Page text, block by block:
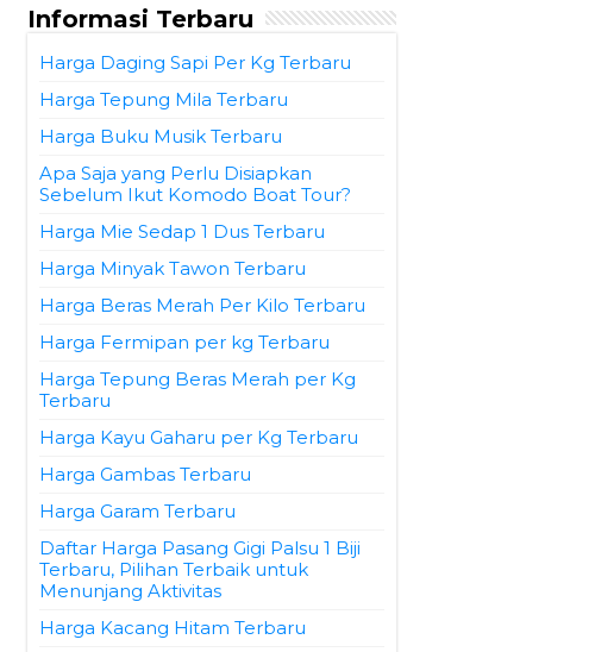
Informasi Terbaru
Harga Daging Sapi Per Kg Terbaru
Harga Tepung Mila Terbaru
Harga Buku Musik Terbaru
Apa Saja yang Perlu Disiapkan
Sebelum Ikut Komodo Boat Tour?
Harga Mie Sedap 1 Dus Terbaru
Harga Minyak Tawon Terbaru
Harga Beras Merah Per Kilo Terbaru
Harga Fermipan per kg Terbaru
Harga Tepung Beras Merah per Kg
Terbaru
Harga Kayu Gaharu per Kg Terbaru
Harga Gambas Terbaru
Harga Garam Terbaru
Daftar Harga Pasang Gigi Palsu 1 Biji
Terbaru, Pilihan Terbaik untuk
Menunjang Aktivitas
Harga Kacang Hitam Terbaru